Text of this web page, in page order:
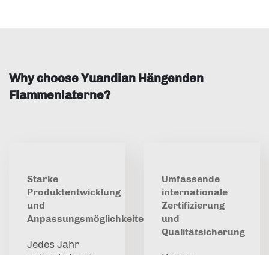
Why choose Yuandian Hängenden
Flammenlaterne?
Starke
Produktentwicklung
und
Anpassungsmöglichkeiten
Jedes Jahr
Umfassende
internationale
Zertifizierung
und
Qualitätsicherung